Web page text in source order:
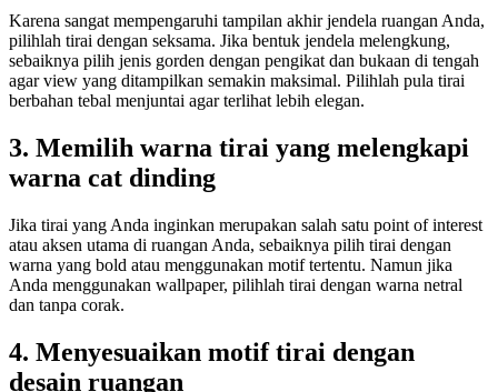
Karena sangat mempengaruhi tampilan akhir jendela ruangan Anda,
pilihlah tirai dengan seksama. Jika bentuk jendela melengkung,
sebaiknya pilih jenis gorden dengan pengikat dan bukaan di tengah
agar view yang ditampilkan semakin maksimal. Pilihlah pula tirai
berbahan tebal menjuntai agar terlihat lebih elegan.
3. Memilih warna tirai yang melengkapi
warna cat dinding
Jika tirai yang Anda inginkan merupakan salah satu point of interest
atau aksen utama di ruangan Anda, sebaiknya pilih tirai dengan
warna yang bold atau menggunakan motif tertentu. Namun jika
Anda menggunakan wallpaper, pilihlah tirai dengan warna netral
dan tanpa corak.
4. Menyesuaikan motif tirai dengan
desain ruangan